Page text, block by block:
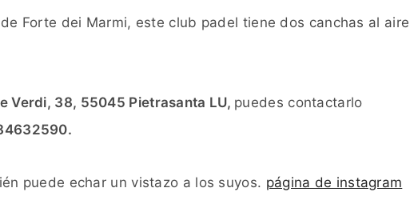
Forte dei Marmi, este club padel tiene dos canchas al aire
Verdi, 38, 55045 Pietrasanta LU, puedes contactarlo
puede echar un vistazo a los suyos. página de instagram